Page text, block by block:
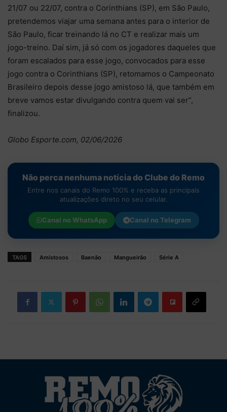
21/07 ou 22/07, contra o Corinthians (SP), em São Paulo,
pretendemos viajar uma semana antes para o interior de
São Paulo, ficar treinando lá no CT e realizar mais um
jogo-treino. Daí sim, já só com os jogadores daqueles que
foram escalados para esse jogo, convocados para esse
jogo contra o Corinthians (SP), retomamos o Campeonato
Brasileiro depois desse jogo amistoso lá, que também em
breve vamos estar divulgando contra quem vai ser”,
finalizou.
Globo Esporte.com, 02/06/2026
Não perca nenhuma notícia do Clube do Remo
Entre nos canais do Remo 100% e receba as principais
atualizações direto no seu celular.
Canal noWhatsApp Canal noTelegram
TAGS Amistosos Baenão Mangueirão Série A